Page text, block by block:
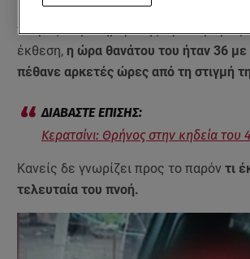
Ο άνδραςεξαφανίστηκε το μεσημέρι
νεκρός το μεσημέρι της
έκθεση, η ώρα θανάτου του ήταν 36
πέθανε αρκετές ώρες από τη στιγμή
Κερατσίνι: Θρήνος στην κηδεία
Κανείς δε γνωρίζει προς το παρόντι
τελευταία του πνοή.